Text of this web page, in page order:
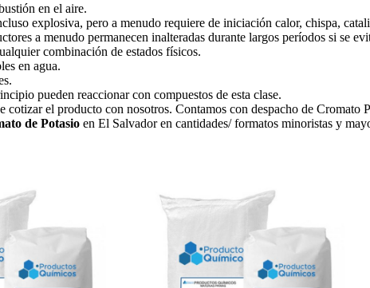
en el aire.
explosiva, pero a menudo requiere de iniciación calor, chispa,
a menudo permanecen inalteradas durante largos períodos si se
combinación de estados físicos.
en agua.
pueden reaccionar con compuestos de esta clase.
cotizar el producto con nosotros. Contamos con despacho de Cromato
de Potasio en El Salvador en cantidades/ formatos minoristas y